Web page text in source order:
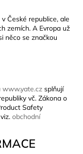
České republice, ale
zemích. A Evropa už
něco se značkou
www.yate.cz splňují
vč. Zákona o
Safety
obchodní